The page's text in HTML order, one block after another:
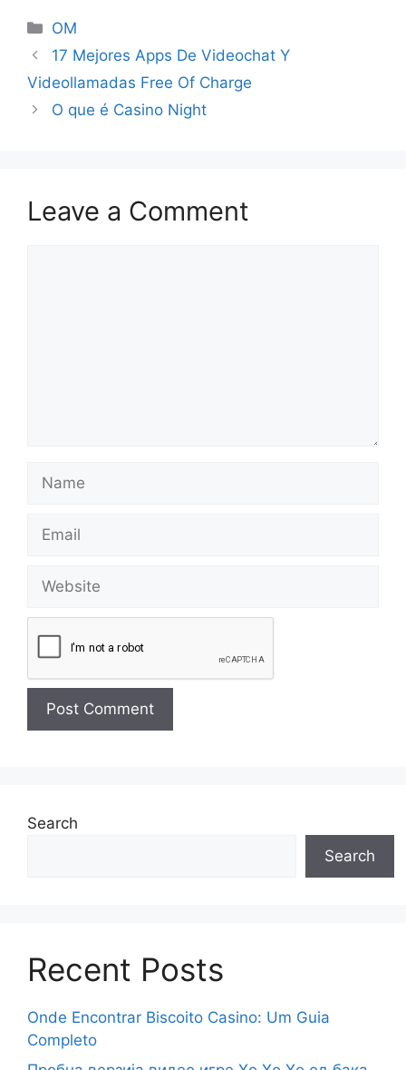
OM
17 Mejores Apps De Videochat Y
Videollamadas Free Of Charge
O que é Casino Night
Leave a Comment
Search
Search
Recent Posts
Onde Encontrar Biscoito Casino: Um Guia
Completo